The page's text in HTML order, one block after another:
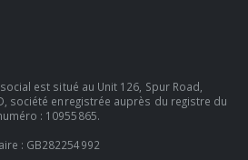
est situé au Unit 126, Spur Road,
société enregistrée auprès du registre du
: 10955865.
: GB282254992